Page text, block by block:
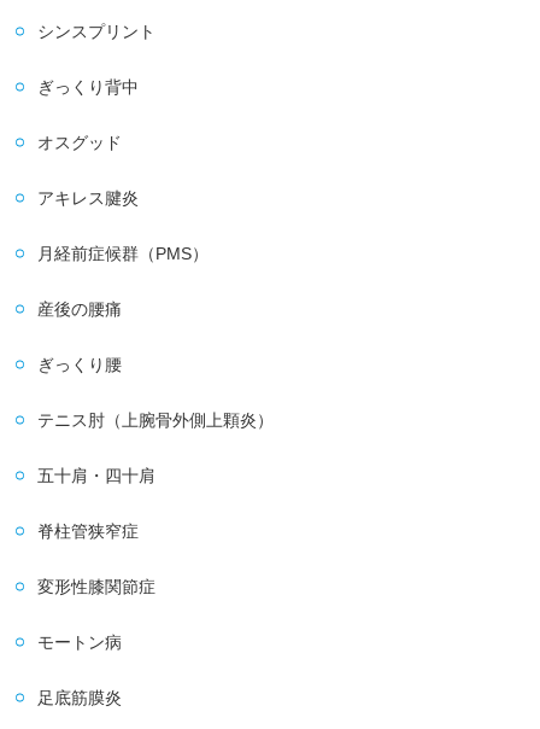
シンスプリント
ぎっくり背中
オスグッド
アキレス腱炎
月経前症候群（PMS）
産後の腰痛
ぎっくり腰
テニス肘（上腕骨外側上顆炎）
五十肩・四十肩
脊柱管狭窄症
変形性膝関節症
モートン病
足底筋膜炎